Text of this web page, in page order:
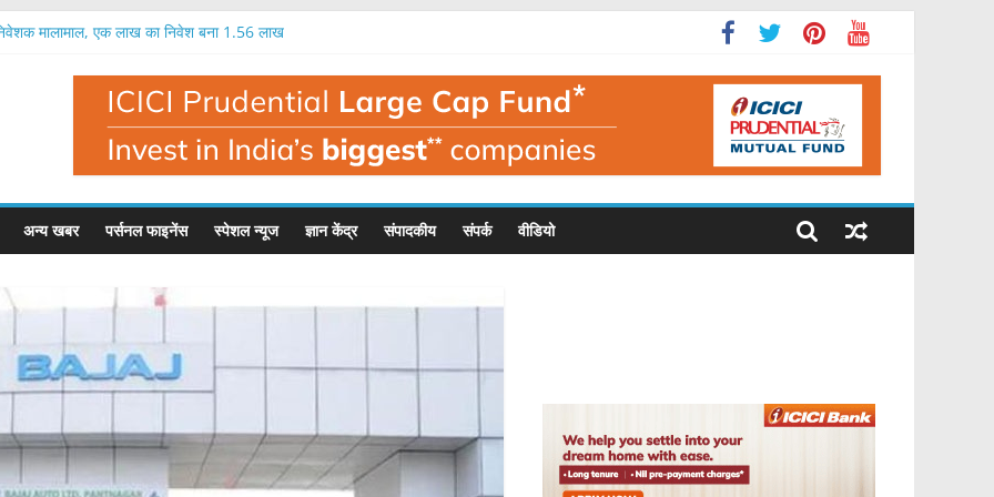
मालामाल, एक लाख का निवेश बना 1.56 लाख
का आईपीओ आज से, इतना मिल सकता है फायदा
तक मुनाफा, नतीजों के बाद यह है इसका भाव
लाख रुपये का निवेश बन सकता है 1.35 लाख रुपये
अन्य खबर पर्सनल फाइनेंस स्पेशल न्यूज ज्ञान केंद्र संपादकीय संपर्क वीडियो